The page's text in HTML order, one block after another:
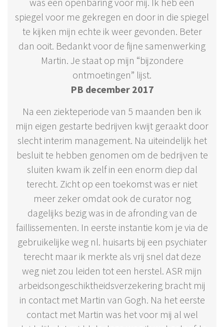
spiegel voor me gekregen en door in die spiegel
te kijken mijn echte ik weer gevonden. Beter
dan ooit. Bedankt voor de fijne samenwerking
Martin. Je staat op mijn “bijzondere
ontmoetingen” lijst.
PB december 2017
Na een ziekteperiode van 5 maanden ben ik
mijn eigen gestarte bedrijven kwijt geraakt door
slecht interim management. Na uiteindelijk het
besluit te hebben genomen om de bedrijven te
sluiten kwam ik zelf in een enorm diep dal
terecht. Zicht op een toekomst was er niet
meer zeker omdat ook de curator nog
dagelijks bezig was in de afronding van de
faillissementen. In eerste instantie kom je via de
gebruikelijke weg nl. huisarts bij een psychiater
terecht maar ik merkte als vrij snel dat deze
weg niet zou leiden tot een herstel. ASR mijn
arbeidsongeschiktheidsverzekering bracht mij
in contact met Martin van Gogh. Na het eerste
contact met Martin was het voor mij al wel